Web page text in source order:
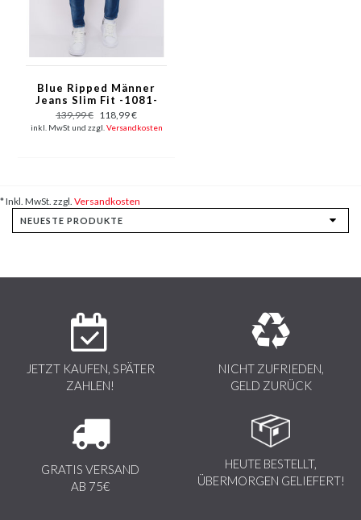
Blue Ripped Männer
Jeans Slim Fit -1081-
Blau
139,99 € 118,99 €
inkl. MwSt und zzgl. Versandkosten
* Inkl. MwSt. zzgl. Versandkosten
JETZT KAUFEN, SPÄTER
ZAHLEN!
NICHT ZUFRIEDEN,
GELD ZURÜCK
GRATIS VERSAND
AB 75€
HEUTE BESTELLT,
ÜBERMORGEN GELIEFERT!